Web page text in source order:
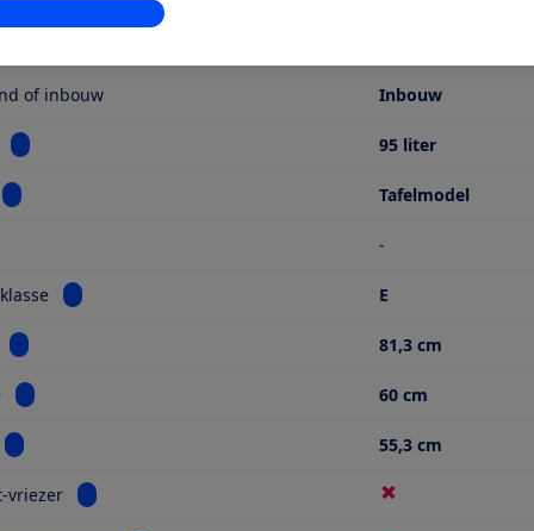
aanpassen
of inbouw Inbouw
Bekijk informatie voor Inhoud 95 liter
Bekijk informatie voor Model Tafelmodel
-
Bekijk informatie voor Energieklasse E
Bekijk informatie voor Hoogte 81,3 cm
Bekijk informatie voor Breedte 60 cm
Bekijk informatie voor Diepte 55,3 cm
vriezer Bekijk informatie voor No frost-vriezer